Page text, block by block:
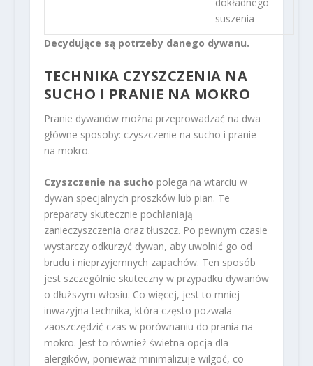
suszenia
Decydujące są potrzeby danego dywanu.
TECHNIKA CZYSZCZENIA NA
SUCHO I PRANIE NA MOKRO
Pranie dywanów można przeprowadzać na dwa
główne sposoby: czyszczenie na sucho i pranie
na mokro.
Czyszczenie na sucho polega na wtarciu w
dywan specjalnych proszków lub pian. Te
preparaty skutecznie pochłaniają
zanieczyszczenia oraz tłuszcz. Po pewnym czasie
wystarczy odkurzyć dywan, aby uwolnić go od
brudu i nieprzyjemnych zapachów. Ten sposób
jest szczególnie skuteczny w przypadku dywanów
o dłuższym włosiu. Co więcej, jest to mniej
inwazyjna technika, która często pozwala
zaoszczędzić czas w porównaniu do prania na
mokro. Jest to również świetna opcja dla
alergików, ponieważ minimalizuje wilgoć, co